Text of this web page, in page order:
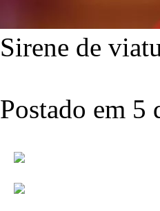
Sirene de
Postado em 5